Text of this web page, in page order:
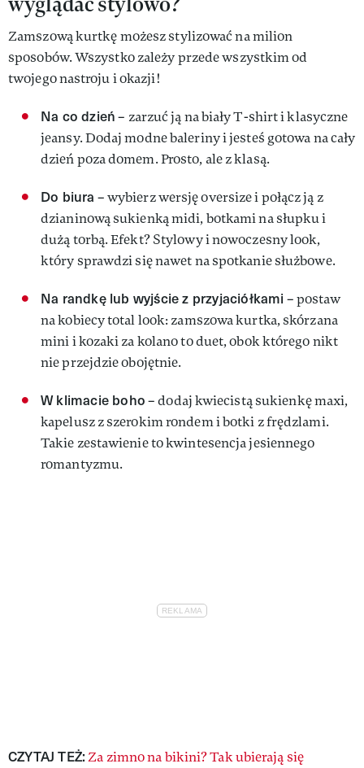
Zamszową kurtkę możesz stylizować na milion
sposobów. Wszystko zależy przede wszystkim od
twojego nastroju i okazji!
Na co dzień– zarzuć ją na biały T-shirt i klasyczne
jeansy. Dodaj modne baleriny i jesteś gotowa na cały
dzień poza domem. Prosto, ale z klasą.
Do biura – wybierz wersję oversize i połącz ją z
dzianinową sukienką midi, botkami na słupku i
dużą torbą. Efekt? Stylowy i nowoczesny look,
który sprawdzi się nawet na spotkanie służbowe.
Na randkę lub wyjście z przyjaciółkami – postaw
na kobiecy total look: zamszowa kurtka, skórzana
mini i kozaki za kolano to duet, obok którego nikt
nie przejdzie obojętnie.
W klimacie boho– dodaj kwiecistą sukienkę maxi,
kapelusz z szerokim rondem i botki z frędzlami.
Takie zestawienie to kwintesencja jesiennego
romantyzmu.
CZYTAJ TEŻ: Za zimno na bikini? Tak ubierają się